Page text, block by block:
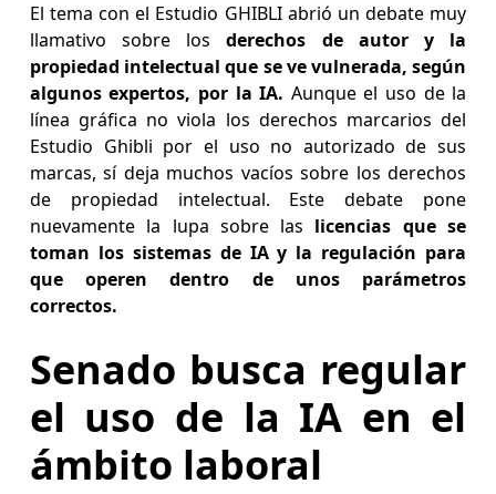
El tema con el Estudio GHIBLI abrió un debate muy
llamativo sobre losderechos de autor y la
propiedad intelectual que se ve vulnerada, según
algunos expertos, por la IA. Aunque el uso de la
línea gráfica no viola los derechos marcarios del
Estudio Ghibli por el uso no autorizado de sus
marcas, sí deja muchos vacíos sobre los derechos
de propiedad intelectual. Este debate pone
nuevamente la lupa sobre las licencias que se
toman los sistemas de IA y la regulación para
que operen dentro de unos parámetros
correctos.
Senado busca regular
el uso de la IA en el
ámbito laboral